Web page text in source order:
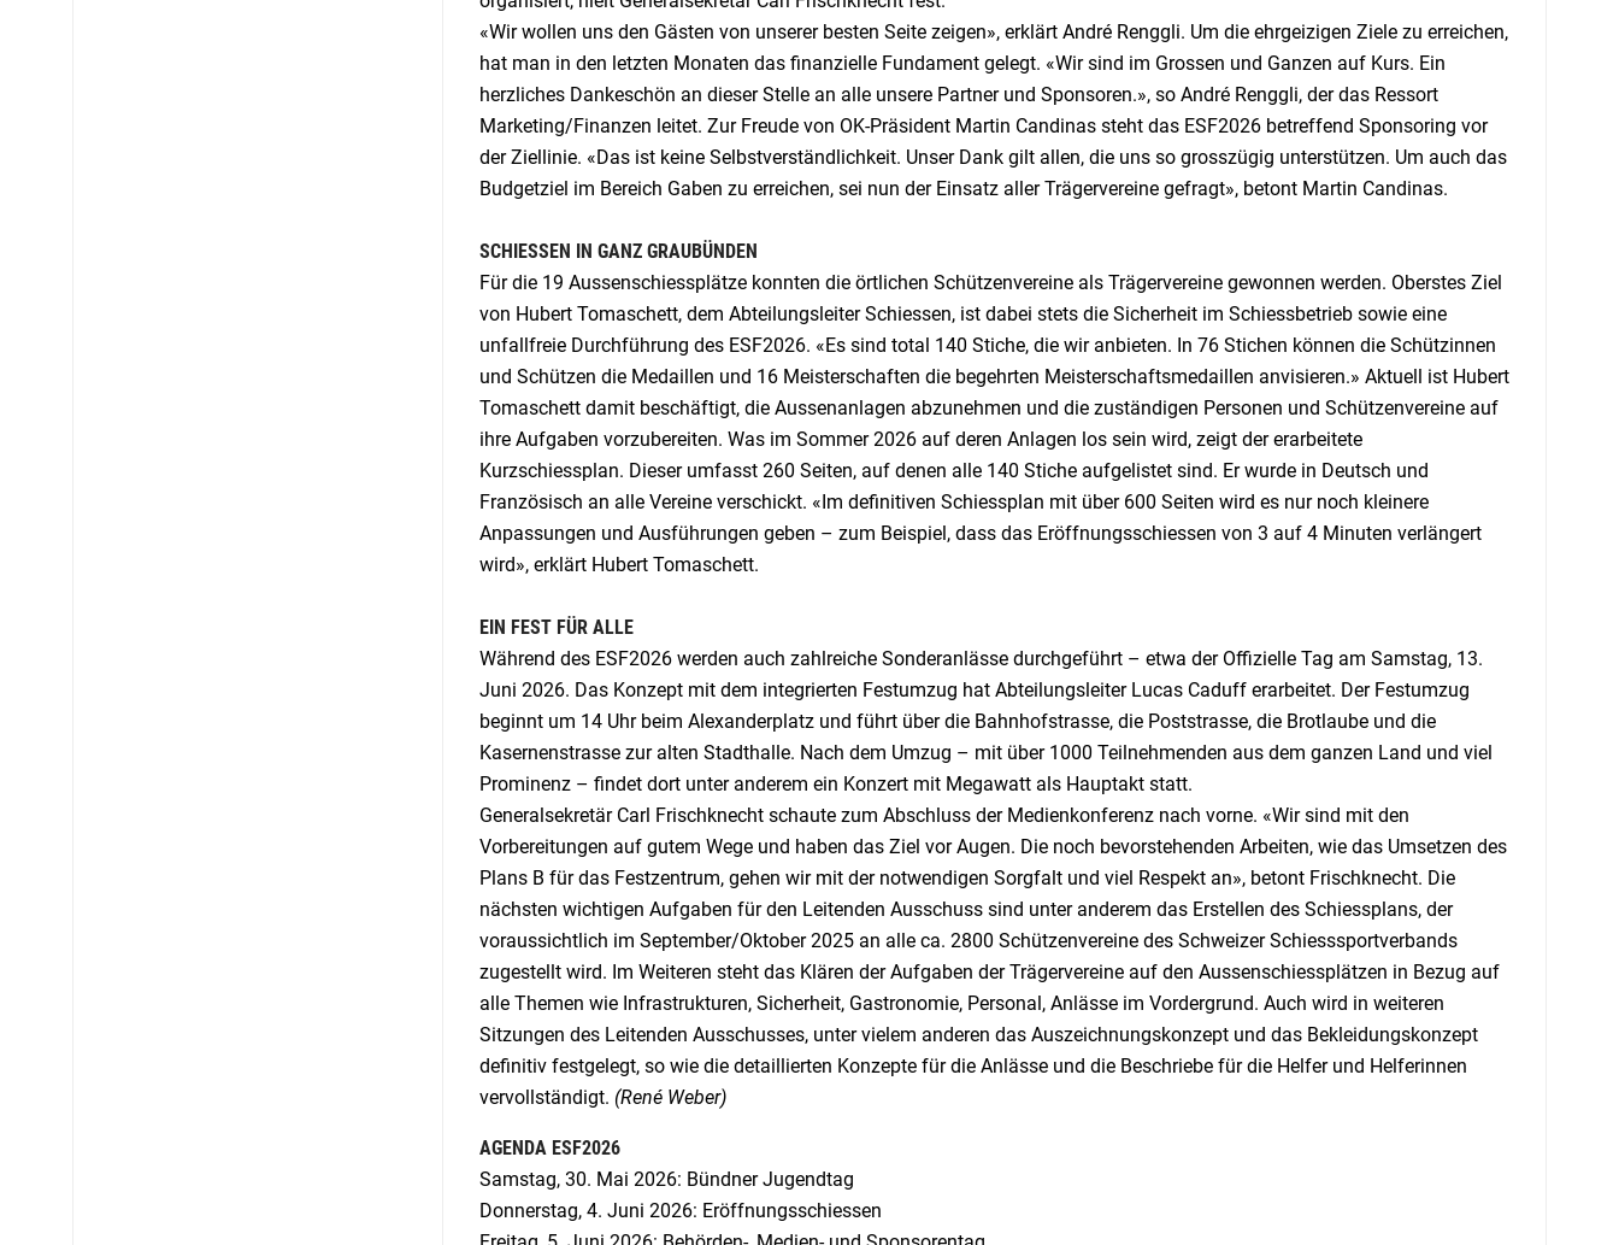
«Wir wollen uns den Gästen von unserer besten Seite zeigen», erklärt André Renggli. Um die ehrgeizigen Ziele zu erreichen,
hat man in den letzten Monaten das finanzielle Fundament gelegt. «Wir sind im Grossen und Ganzen auf Kurs. Ein
herzliches Dankeschön an dieser Stelle an alle unsere Partner und Sponsoren.», so André Renggli, der das Ressort
Marketing/Finanzen leitet. Zur Freude von OK-Präsident Martin Candinas steht das ESF2026 betreffend Sponsoring vor
der Ziellinie. «Das ist keine Selbstverständlichkeit. Unser Dank gilt allen, die uns so grosszügig unterstützen. Um auch das
Budgetziel im Bereich Gaben zu erreichen, sei nun der Einsatz aller Trägervereine gefragt», betont Martin Candinas.
SCHIESSEN IN GANZ GRAUBÜNDEN
Für die 19 Aussenschiessplätze konnten die örtlichen Schützenvereine als Trägervereine gewonnen werden. Oberstes Ziel
von Hubert Tomaschett, dem Abteilungsleiter Schiessen, ist dabei stets die Sicherheit im Schiessbetrieb sowie eine
unfallfreie Durchführung des ESF2026. «Es sind total 140 Stiche, die wir anbieten. In 76 Stichen können die Schützinnen
und Schützen die Medaillen und 16 Meisterschaften die begehrten Meisterschaftsmedaillen anvisieren.» Aktuell ist Hubert
Tomaschett damit beschäftigt, die Aussenanlagen abzunehmen und die zuständigen Personen und Schützenvereine auf
ihre Aufgaben vorzubereiten. Was im Sommer 2026 auf deren Anlagen los sein wird, zeigt der erarbeitete
Kurzschiessplan. Dieser umfasst 260 Seiten, auf denen alle 140 Stiche aufgelistet sind. Er wurde in Deutsch und
Französisch an alle Vereine verschickt. «Im definitiven Schiessplan mit über 600 Seiten wird es nur noch kleinere
Anpassungen und Ausführungen geben – zum Beispiel, dass das Eröffnungsschiessen von 3 auf 4 Minuten verlängert
wird», erklärt Hubert Tomaschett.
EIN FEST FÜR ALLE
Während des ESF2026 werden auch zahlreiche Sonderanlässe durchgeführt – etwa der Offizielle Tag am Samstag, 13.
Juni 2026. Das Konzept mit dem integrierten Festumzug hat Abteilungsleiter Lucas Caduff erarbeitet. Der Festumzug
beginnt um 14 Uhr beim Alexanderplatz und führt über die Bahnhofstrasse, die Poststrasse, die Brotlaube und die
Kasernenstrasse zur alten Stadthalle. Nach dem Umzug – mit über 1000 Teilnehmenden aus dem ganzen Land und viel
Prominenz – findet dort unter anderem ein Konzert mit Megawatt als Hauptakt statt.
Generalsekretär Carl Frischknecht schaute zum Abschluss der Medienkonferenz nach vorne. «Wir sind mit den
Vorbereitungen auf gutem Wege und haben das Ziel vor Augen. Die noch bevorstehenden Arbeiten, wie das Umsetzen des
Plans B für das Festzentrum, gehen wir mit der notwendigen Sorgfalt und viel Respekt an», betont Frischknecht. Die
nächsten wichtigen Aufgaben für den Leitenden Ausschuss sind unter anderem das Erstellen des Schiessplans, der
voraussichtlich im September/Oktober 2025 an alle ca. 2800 Schützenvereine des Schweizer Schiesssportverbands
zugestellt wird. Im Weiteren steht das Klären der Aufgaben der Trägervereine auf den Aussenschiessplätzen in Bezug auf
alle Themen wie Infrastrukturen, Sicherheit, Gastronomie, Personal, Anlässe im Vordergrund. Auch wird in weiteren
Sitzungen des Leitenden Ausschusses, unter vielem anderen das Auszeichnungskonzept und das Bekleidungskonzept
definitiv festgelegt, so wie die detaillierten Konzepte für die Anlässe und die Beschriebe für die Helfer und Helferinnen
vervollständigt. (René Weber)
AGENDA ESF2026
Samstag, 30. Mai 2026: Bündner Jugendtag
Donnerstag, 4. Juni 2026: Eröffnungsschiessen